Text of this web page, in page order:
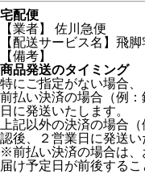
宅配便
【業者】 佐川急便
【配送サービス名】飛
【備考】
商品発送のタイミング
特にご指定がない場合、
前払い決済の場合（例
日に発送いたします。
上記以外の決済の場合
認後、２営業日に発送い
※前払い決済の場合は、
届け予定日が前後するこ